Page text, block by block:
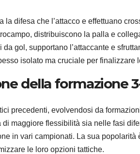
la difesa che l’attacco e effettuano
distribuiscono la palla e
gol, supportano l’attaccante e
isolato ma cruciale per finalizzare
della formazione
precedenti, evolvendosi da
maggiore flessibilità sia nelle fasi
in vari campionati. La sua popolarità
le loro opzioni tattiche.